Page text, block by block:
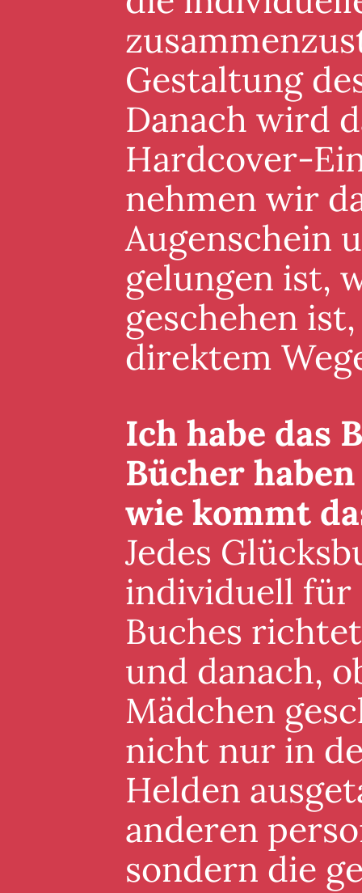
Gestaltung
Danach wird
Hardcover-
nehmen wir
Augenschein
gelungen ist,
geschehen
direktem
Ich habe das
Bücher
wie kommt
Jedes
individuell für
Buches
und danach,
Mädchen
nicht nur in
Helden
anderen
sondern die